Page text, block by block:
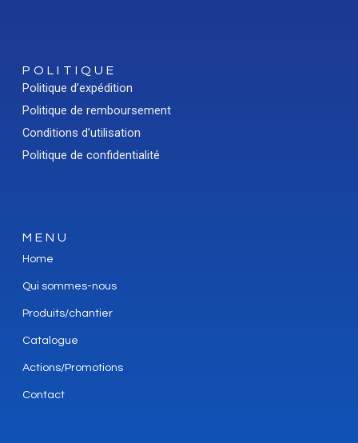
POLITIQUE
Politique d’expédition
Politique de remboursement
Conditions d’utilisation
Politique de confidentialité
MENU
Home
Qui sommes-nous
Produits/chantier
Catalogue
Actions/Promotions
Contact